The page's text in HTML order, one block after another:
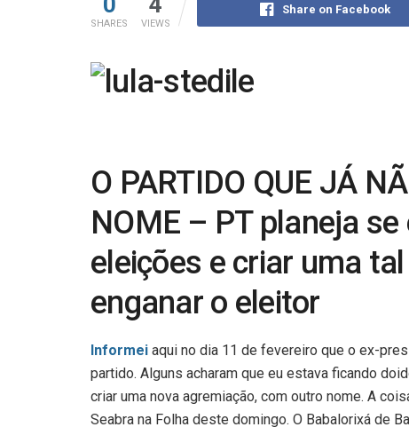
SHARES VIEWS
Share on Facebook
O PARTIDO QUE JÁ
NOME – PT planeja
eleições e criar uma
enganar o eleitor
Informei aqui no dia 11 de fevereiro que o ex-
partido. Alguns acharam que eu estava ficando
criar uma nova agremiação, com outro nome. A
Seabra na Folha deste domingo. O Babalorixá de